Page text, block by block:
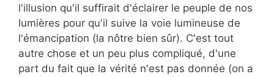
l'illusion qu'il suffirait d'éclairer le peuple de nos
lumières pour qu'il suive la voie lumineuse de
l'émancipation (la nôtre bien sûr). C'est tout
autre chose et un peu plus compliqué, d'une
part du fait que la vérité n'est pas donnée (on a